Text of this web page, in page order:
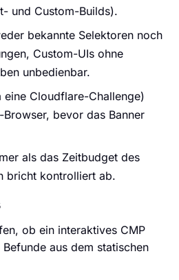
623
und Custom-Builds).
bekannte Selektoren noch
Custom-UIs ohne
unbedienbar.
eine Cloudflare-Challenge)
bevor das Banner
als das Zeitbudget des
bricht kontrolliert ab.
ob ein interaktives CMP
aus dem statischen